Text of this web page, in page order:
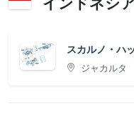
スカルノ・ハ
ジャカルタ